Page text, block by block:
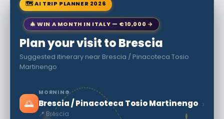
🗺 AI TRIP PLANNER 2026
🎄 WIN A MONTH IN ITALY — €10,000 →
Plan your visit to Brescia
Suggested itinerary near Brescia / Pinacoteca Tosio
Martinengo
🌅
MORNING
Brescia / Pinacoteca Tosio Martinengo
📍 Brescia
›